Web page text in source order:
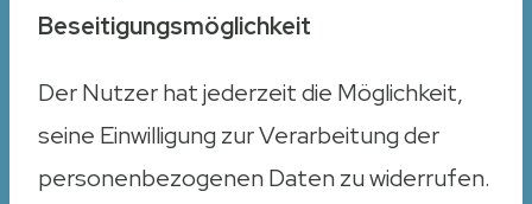
Beseitigungsmöglichkeit
Der Nutzer hat jederzeit die Möglichkeit,
seine Einwilligung zur Verarbeitung der
personenbezogenen Daten zu widerrufen.